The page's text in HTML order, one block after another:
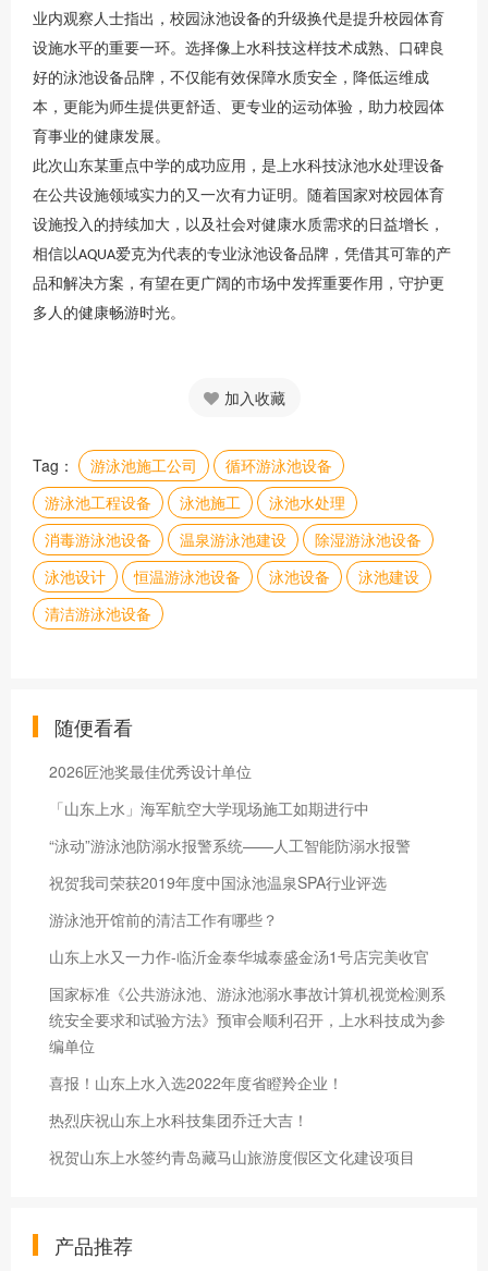
业内观察人士指出，校园泳池设备的升级换代是提升校园体育
设施水平的重要一环。选择像 上水科技这样技术成熟、口碑良
好的泳池设备品牌，不仅能有效保障水质安全，降低运维成
本，更能为师生提供更舒适、更专业的运动体验，助力校园体
育事业的健康发展。
此次山东某重点中学的成功应用，是 上水科技泳池水处理设备
在公共设施领域实力的又一次有力证明。随着国家对校园体育
设施投入的持续加大，以及社会对健康水质需求的日益增长，
相信以AQUA爱克为代表的专业泳池设备品牌，凭借其可靠的产
品和解决方案，有望在更广阔的市场中发挥重要作用，守护更
多人的健康畅游时光。
加入收藏
Tag： 游泳池施工公司
循环游泳池设备
游泳池工程设备
泳池施工
泳池水处理
消毒游泳池设备
温泉游泳池建设
除湿游泳池设备
泳池设计
恒温游泳池设备 泳池设备
泳池建设
清洁游泳池设备
随便看看
2026匠池奖最佳优秀设计单位
「山东上水」海军航空大学现场施工如期进行中
“泳动”游泳池防溺水报警系统——人工智能防溺水报警
祝贺我司荣获2019年度中国泳池温泉SPA行业评选
游泳池开馆前的清洁工作有哪些？
山东上水又一力作-临沂金泰华城泰盛金汤1号店完美收官
国家标准《公共游泳池、游泳池溺水事故计算机视觉检测系
统安全要求和试验方法》预审会顺利召开，上水科技成为参
编单位
喜报！山东上水入选2022年度省瞪羚企业！
热烈庆祝山东上水科技集团乔迁大吉！
祝贺山东上水签约青岛藏马山旅游度假区文化建设项目
产品推荐